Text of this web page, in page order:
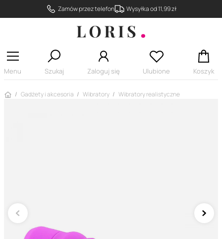
Zamów przez telefon Wysyłka od 11,99 zł
Menu Szukaj Zaloguj się Ulubione Koszyk
Strona główna
Gadżety i akcesoria Wibratory Wibratory realistyczne